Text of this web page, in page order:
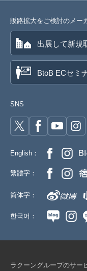
販路拡大をご検討のメー
出展して新規
BtoB ECセミ
SNS
English：
繁體字：
简体字：
한국어：
ラクーングループのサー